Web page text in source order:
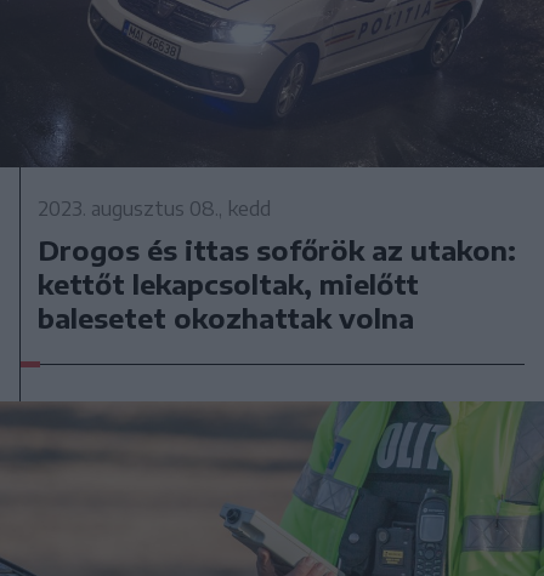
2023. augusztus 08., kedd
Drogos és ittas sofőrök az utakon:
kettőt lekapcsoltak, mielőtt
balesetet okozhattak volna